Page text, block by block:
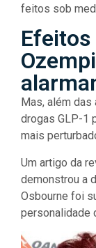
feitos sob
Mas, além
drogas GLP-1
mais
Um artigo da
demonstrou a
Osbourne foi
personalidade